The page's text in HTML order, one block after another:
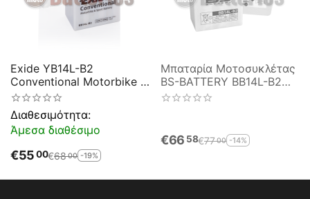
Exide YB14L-B2
Conventional Motorbike &
Sport Battery EB14L-B2
Διαθεσιμότητα:
Άμεσα διαθέσιμο
€5500€6800 -19%
Μπαταρία Μοτοσυκλέτας
BS-BATTERY BB14L-B2
DRY 14.7AH 175EN
€66 58€7700 -14%